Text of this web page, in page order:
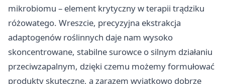
mikrobiomu – element krytyczny w terapii trądziku
różowatego. Wreszcie, precyzyjna ekstrakcja
adaptogenów roślinnych daje nam wysoko
skoncentrowane, stabilne surowce o silnym działaniu
przeciwzapalnym, dzięki czemu możemy formułować
produkty skuteczne, a zarazem wyjątkowo dobrze